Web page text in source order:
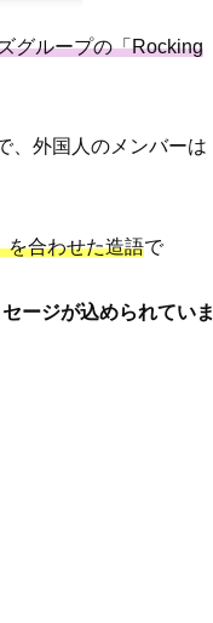
グループの「Rocking
、外国人のメンバーは
を合わせた造語で
ージが込められていま